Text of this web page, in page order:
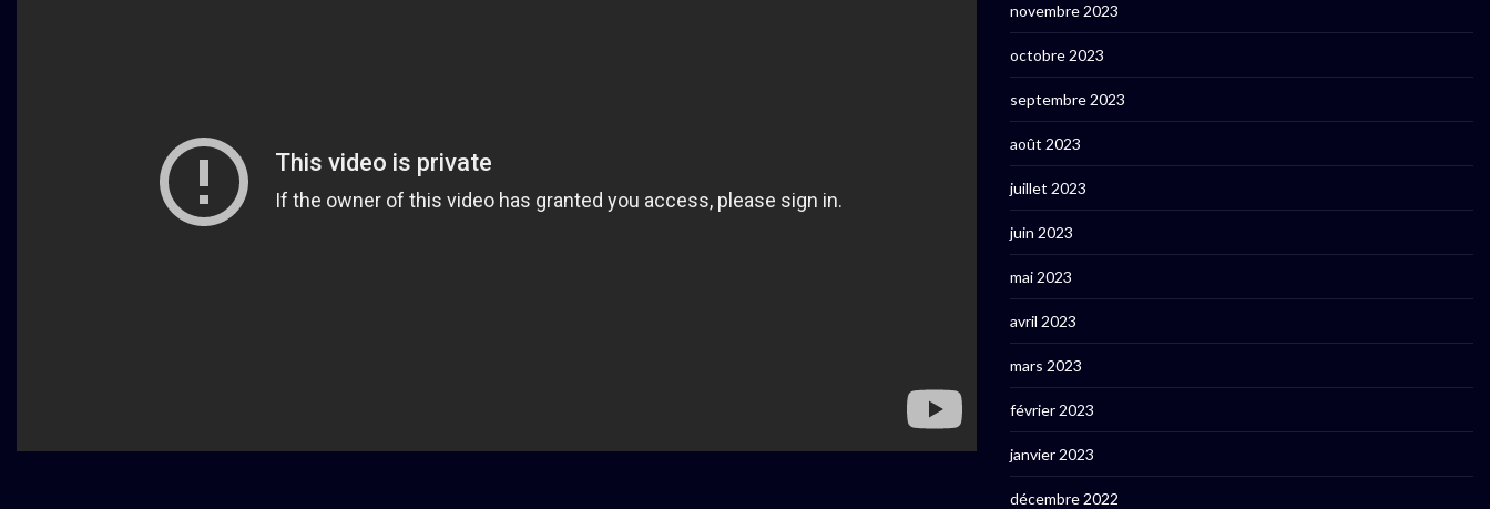
novembre 2023
octobre 2023
septembre 2023
août 2023
juillet 2023
juin 2023
mai 2023
avril 2023
mars 2023
février 2023
janvier 2023
décembre 2022